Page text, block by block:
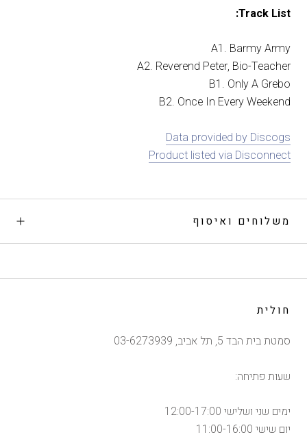
Track List:
A1. Barmy Army
A2. Reverend Peter, Bio-Teacher
B1. Only A Grebo
B2. Once In Every Weekend
Data provided by Discogs
Product listed via Disconnect
משלוחים ואיסוף
חולית
סמטת בית הבד 5, תל אביב, 03-6273939
שעות פתיחה:
ימים שני ושלישי 12:00-17:00
יום שישי 11:00-16:00